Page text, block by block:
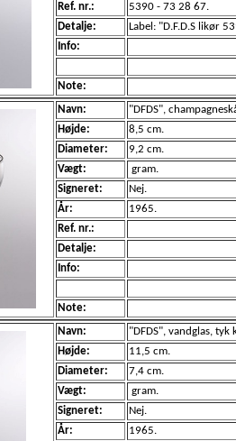
Ref. nr.:
5390 - 73 28 67.
Detalje:
Label: "D.F.D.S likør
Info:
Note:
Navn:
"DFDS",
Højde:
8,5 cm.
Diameter:
9,2 cm.
Vægt:
gram.
Signeret:
Nej.
År:
1965.
Ref. nr.:
Detalje:
Info:
Note:
Navn:
"DFDS", vandglas, tyk
Højde:
11,5 cm.
Diameter:
7,4 cm.
Vægt:
gram.
Signeret:
Nej.
År:
1965.